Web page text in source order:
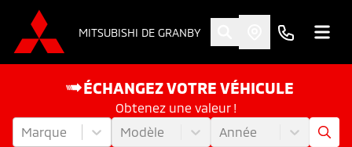
MITSUBISHI DE GRANBY
ÉCHANGEZ VOTRE VÉHICULE
Obtenez une valeur !
Marque
Modèle Année